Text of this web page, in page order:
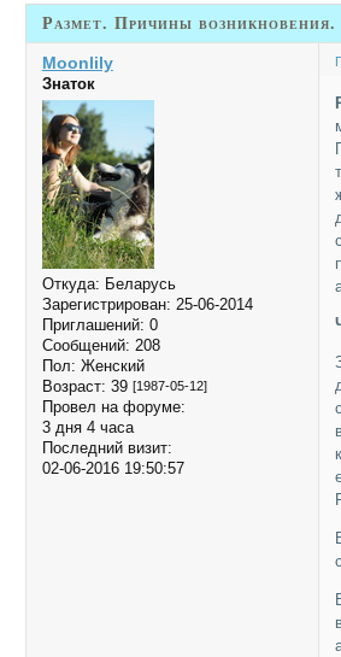
Размет. Причины возникновения.
Moonlily
Знаток
Откуда: Беларусь
Зарегистрирован: 25-06-2014
Приглашений: 0
Сообщений: 208
Пол: Женский
Возраст: 39 [1987-05-12]
Провел на форуме:
3 дня 4 часа
Последний визит:
02-06-2016 19:50:57